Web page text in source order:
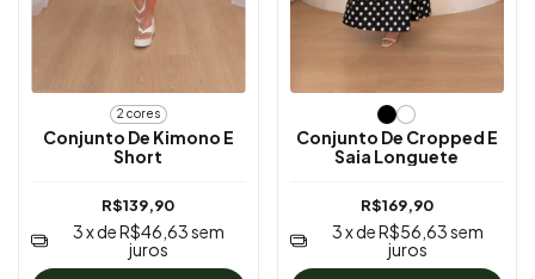
2 cores
Conjunto De Kimono E
Short
R$139,90
3x deR$46,63sem
juros
Conjunto De Cropped E
Saia Longuete
R$169,90
3x deR$56,63sem
juros